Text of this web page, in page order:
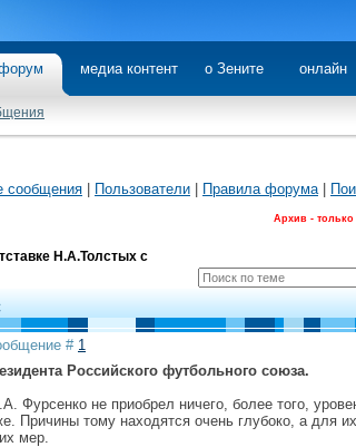
медиа контент о Зените онлайн
сообщения Пользователи Правила форума|
Архив - только
Н.А.Толстых с
# 1
Российского футбольного союза.
Фурсенко не приобрел ничего, более того,
Причины тому находятся очень глубоко, а для их
мер.